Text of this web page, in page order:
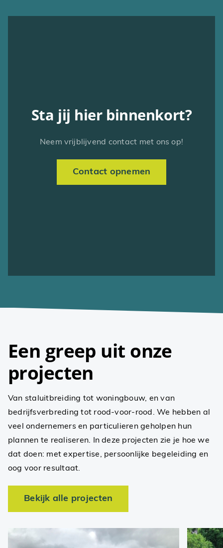
Sta jij hier binnenkort?
Neem vrijblijvend contact met ons op!
Contact opnemen
Een greep uit onze
projecten
Van staluitbreiding tot woningbouw, en van
bedrijfsverbreding tot rood-voor-rood. We hebben al
veel ondernemers en particulieren geholpen hun
plannen te realiseren. In deze projecten zie je hoe we
dat doen: met expertise, persoonlijke begeleiding en
oog voor resultaat.
Bekijk alle projecten